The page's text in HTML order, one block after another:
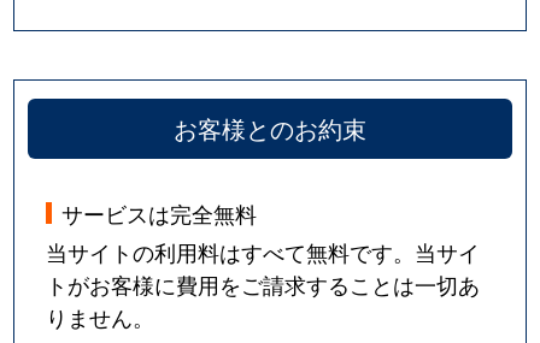
お客様とのお約束
サービスは完全無料
当サイトの利用料はすべて無料です。当サイ
トがお客様に費用をご請求することは一切あ
りません。